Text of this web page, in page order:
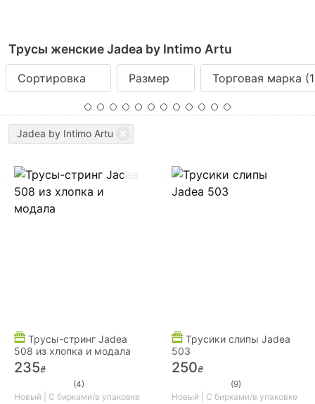
Трусы женские Jadea by Intimo Artu
Сортировка Размер Торговая марка
Jadea by Intimo Artu
Трусы-стринг Jadea
508 из хлопка и модала
235₴
(4)
Новый | С бирками/в упаковке
Трусики слипы Jadea
503
250₴
(9)
Новый | С бирками/в упаковке